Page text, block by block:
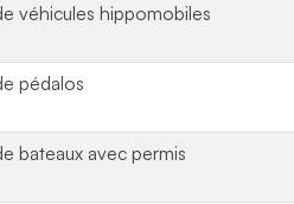
véhicules hippomobiles
pédalos
bateaux avec permis